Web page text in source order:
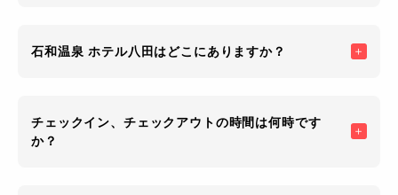
石和温泉 ホテル八田はどこにありますか？
チェックイン、チェックアウトの時間は何時です
か？